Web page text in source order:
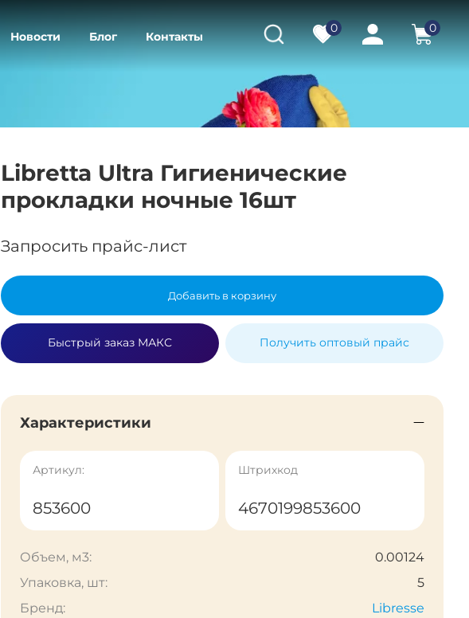
Новости Блог Контакты
0 0
Libretta Ultra Гигиенические
прокладки ночные 16шт
Запросить прайс-лист
Добавить в корзину
Быстрый заказ МАКС Получить оптовый прайс
Характеристики
Артикул:
853600
Штрихкод
4670199853600
Объем, м3:
0.00124
Упаковка, шт:
5
Бренд:
Libresse